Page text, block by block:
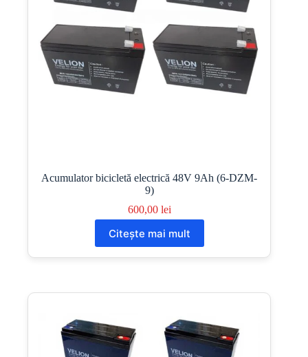
Acumulator bicicletă electrică 48V 9Ah (6-DZM-
9)
600,00 lei
Citește mai mult